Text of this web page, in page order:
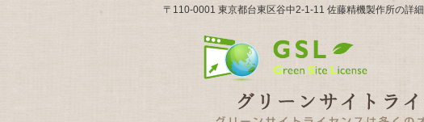
〒110-0001 東京都台東区谷中2-1-11 佐藤精機製作所の詳細